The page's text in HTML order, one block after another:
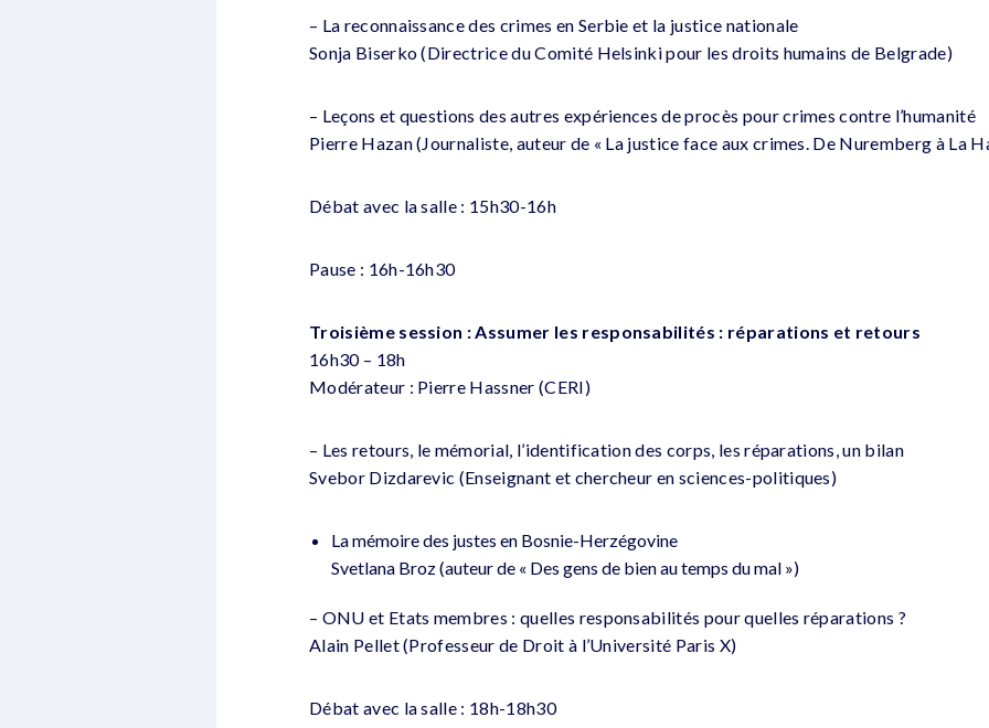
– La reconnaissance des crimes en Serbie et la justice nationale
Sonja Biserko (Directrice du Comité Helsinki pour les droits humains de Belgrade)
– Leçons et questions des autres expériences de procès pour crimes contre l’humanité
Pierre Hazan (Journaliste, auteur de « La justice face aux crimes. De Nuremberg à La
Débat avec la salle : 15h30-16h
Pause : 16h-16h30
Troisième session : Assumer les responsabilités : réparations et retours
16h30 – 18h
Modérateur : Pierre Hassner (CERI)
– Les retours, le mémorial, l’identification des corps, les réparations, un bilan
Svebor Dizdarevic (Enseignant et chercheur en sciences-politiques)
La mémoire des justes en Bosnie-Herzégovine
Svetlana Broz (auteur de « Des gens de bien au temps du mal »)
– ONU et Etats membres : quelles responsabilités pour quelles réparations ?
Alain Pellet (Professeur de Droit à l’Université Paris X)
Débat avec la salle : 18h-18h30